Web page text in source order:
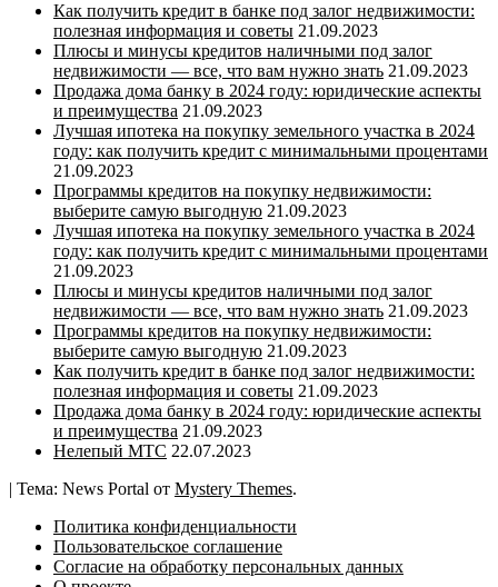
Как получить кредит в банке под залог недвижимости:
полезная информация и советы 21.09.2023
Плюсы и минусы кредитов наличными под залог
недвижимости — все, что вам нужно знать 21.09.2023
Продажа дома банку в 2024 году: юридические аспекты
и преимущества 21.09.2023
Лучшая ипотека на покупку земельного участка в 2024
году: как получить кредит с минимальными процентами
21.09.2023
Программы кредитов на покупку недвижимости:
выберите самую выгодную 21.09.2023
Лучшая ипотека на покупку земельного участка в 2024
году: как получить кредит с минимальными процентами
21.09.2023
Плюсы и минусы кредитов наличными под залог
недвижимости — все, что вам нужно знать 21.09.2023
Программы кредитов на покупку недвижимости:
выберите самую выгодную 21.09.2023
Как получить кредит в банке под залог недвижимости:
полезная информация и советы 21.09.2023
Продажа дома банку в 2024 году: юридические аспекты
и преимущества 21.09.2023
Нелепый МТС 22.07.2023
| Тема: News Portal от Mystery Themes.
Политика конфиденциальности
Пользовательское соглашение
Согласие на обработку персональных данных